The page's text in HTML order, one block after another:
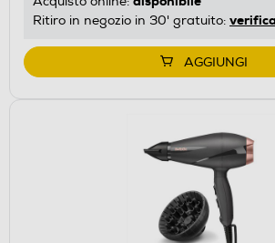
Ritiro in negozio in 30' gratuito: verifica
AGGIUNGI